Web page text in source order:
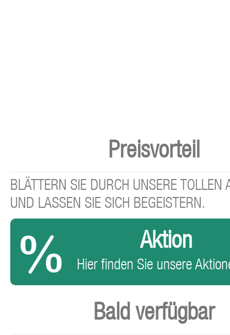
Preisvorteil
BLÄTTERN SIE DURCH UNSERE TOLLEN
UND LASSEN SIE SICH BEGEISTERN.
Aktion
Hier finden Sie unsere
Bald verfügbar